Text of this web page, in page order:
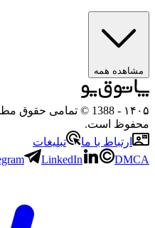
مشاهده همه
۱۴۰۵
- 1388 © تمامی
محفوظ است.
ارتباط با ما
تبلیغات
LinkedIn DMCA